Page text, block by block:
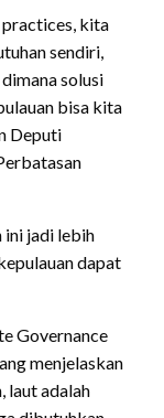
kita
sendiri,
solusi
bisa kita
Deputi
ini jadi lebih
dapat
Governance
menjelaskan
laut adalah